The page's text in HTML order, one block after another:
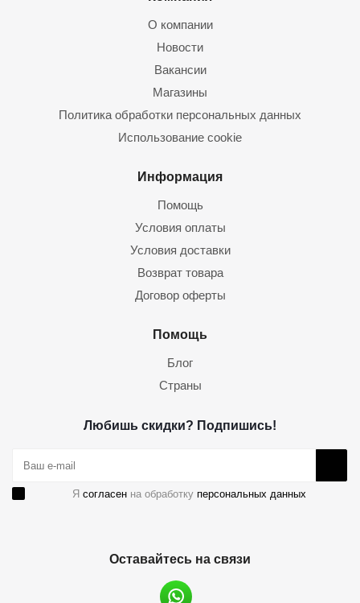
О компании
Новости
Вакансии
Магазины
Политика обработки персональных данных
Использование cookie
Информация
Помощь
Условия оплаты
Условия доставки
Возврат товара
Договор оферты
Помощь
Блог
Страны
Любишь скидки? Подпишись!
Я согласен на обработку персональных данных
Оставайтесь на связи